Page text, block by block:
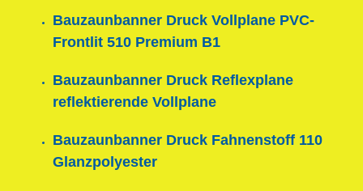
Bauzaunbanner Druck Vollplane PVC-
Frontlit 510 Premium B1
Bauzaunbanner Druck Reflexplane
reflektierende Vollplane
Bauzaunbanner Druck Fahnenstoff 110
Glanzpolyester